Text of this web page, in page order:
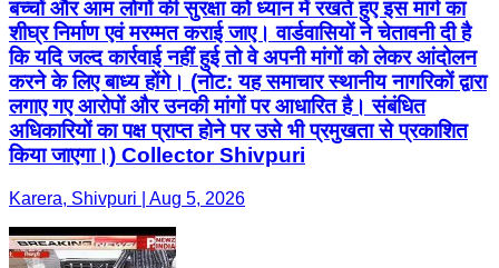
बच्चों और आम लोगों की सुरक्षा को ध्यान में रखते हुए इस मार्ग का
शीघ्र निर्माण एवं मरम्मत कराई जाए। वार्डवासियों ने चेतावनी दी है
कि यदि जल्द कार्रवाई नहीं हुई तो वे अपनी मांगों को लेकर आंदोलन
करने के लिए बाध्य होंगे। (नोट: यह समाचार स्थानीय नागरिकों द्वारा
लगाए गए आरोपों और उनकी मांगों पर आधारित है। संबंधित
अधिकारियों का पक्ष प्राप्त होने पर उसे भी प्रमुखता से प्रकाशित
किया जाएगा।) Collector Shivpuri
Karera, Shivpuri | Aug 5, 2026